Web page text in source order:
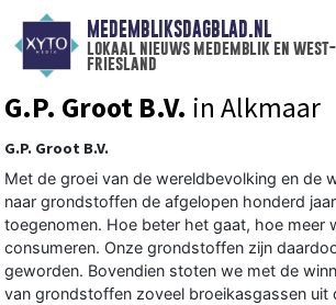
MEDEMBLIKSDAGBLAD.NL
lokaal nieuws medemblik en west-
friesland
G.P. Groot B.V. in Alkmaar
G.P. Groot B.V.
Met de groei van de wereldbevolking en de
naar grondstoffen de afgelopen honderd
toegenomen. Hoe beter het gaat, hoe meer
consumeren. Onze grondstoffen zijn
geworden. Bovendien stoten we met de
van grondstoffen zoveel broeikasgassen uit